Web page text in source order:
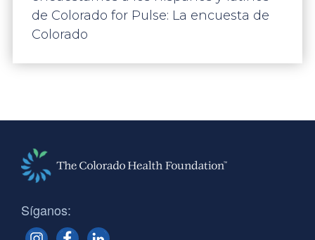
de Colorado for Pulse: La encuesta de
Colorado
Síganos: